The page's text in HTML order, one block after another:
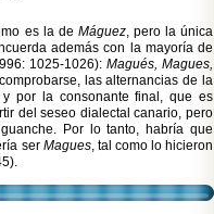
es la de Máguez, pero la única
además con la mayoría de
1025-1026): Magués, Magues,
las alternancias de la
por la consonante final, que es
del seseo dialectal canario, pero
Por lo tanto, habría que
ser Magues, tal como lo hicieron